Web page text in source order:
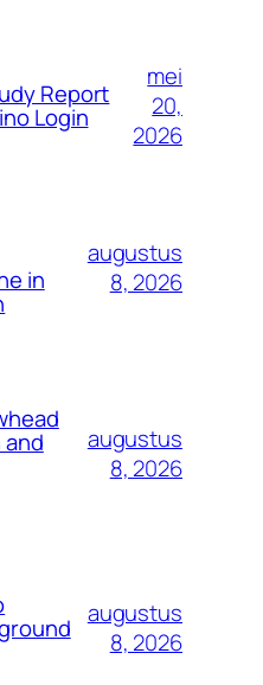
Report
Login
mei
20,
2026
in
augustus
8, 2026
and
augustus
8, 2026
augustus
8, 2026